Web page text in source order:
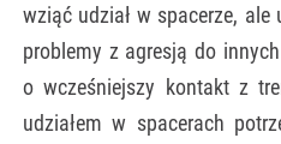
wziąć udział w spacerze, ale
problemy z agresją do
o wcześniejszy kontakt z
udziałem w spacerach